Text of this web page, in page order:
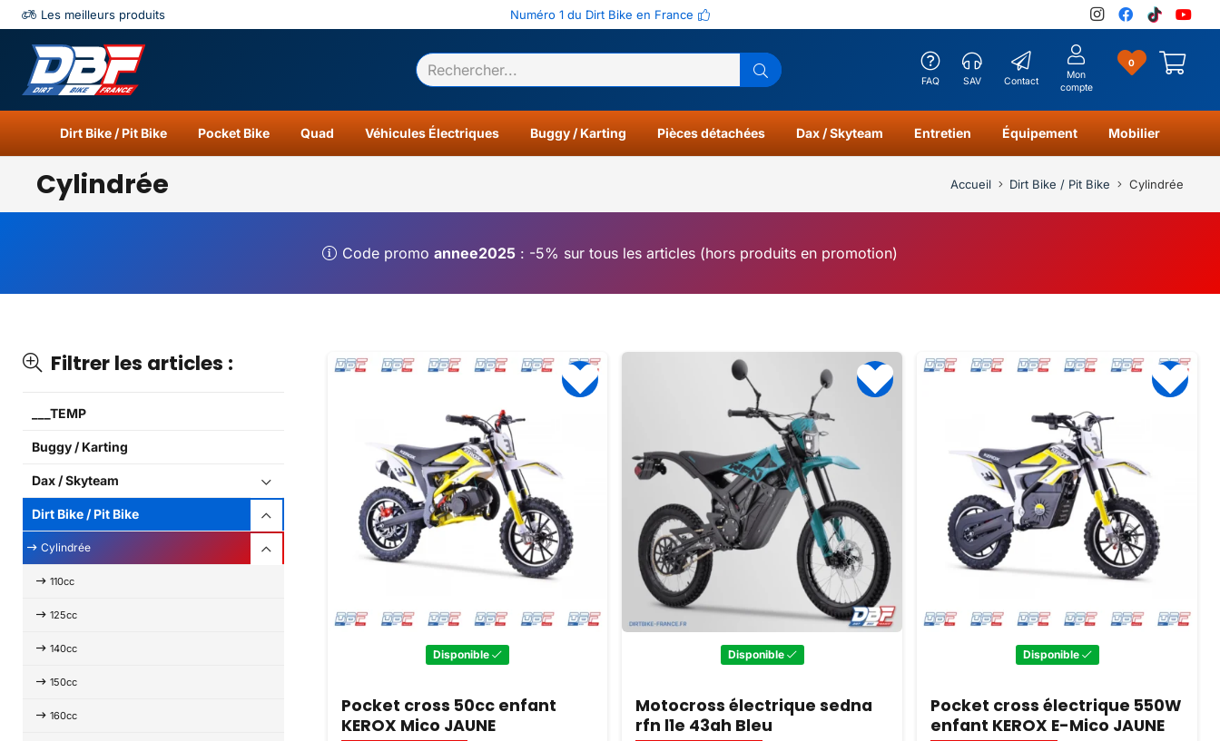
Les meilleurs produits Numéro 1 du Dirt Bike en France
FAQ SAV Contact
Mon
compte
0
Dirt Bike / Pit Bike Pocket Bike Quad Véhicules Électriques Buggy / Karting Pièces détachées Dax / Skyteam Entretien Équipement Mobilier
Cylindrée Accueil Dirt Bike / Pit Bike Cylindrée
Code promoannee2025 : -5% sur tous les articles (hors produits en promotion)
Filtrer les articles :
___TEMP
Buggy / Karting
Dax / Skyteam
Dirt Bike / Pit Bike
Cylindrée
110cc
125cc
140cc
150cc
160cc
Disponible
Pocket cross 50cc enfant
KEROX Mico JAUNE
Disponible
Motocross électrique sedna
rfn l1e 43ah Bleu
Disponible
Pocket cross électrique 550W
enfant KEROX E-Mico JAUNE
Catégories Résultats 0